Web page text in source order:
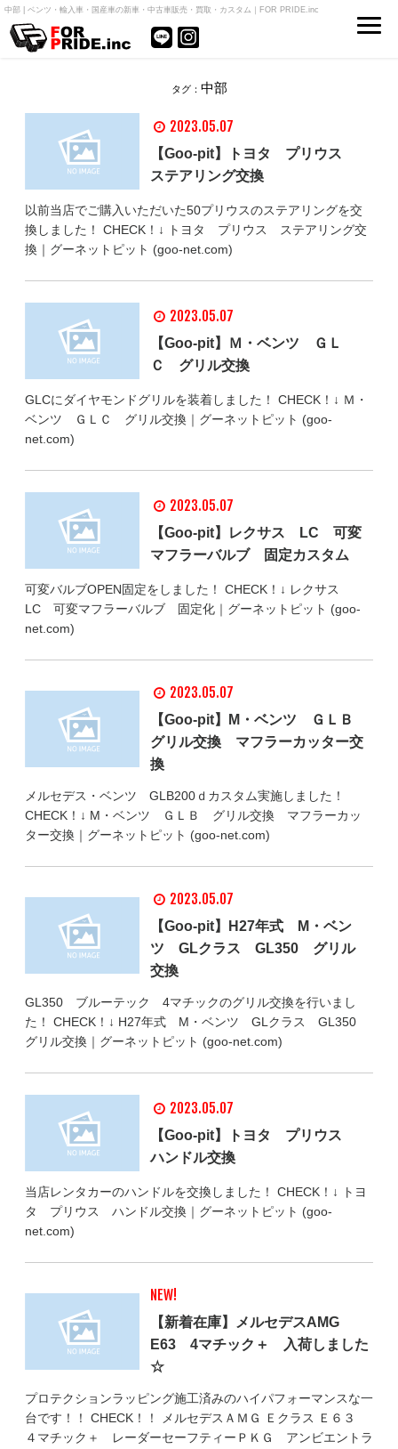
中部 | ベンツ・輸入車・国産車の新車・中古車販売・買取・カスタム｜FOR PRIDE.inc
タグ： 中部
2023.05.07
【Goo-pit】トヨタ プリウス
ステアリング交換
以前当店でご購入いただいた50プリウスのステアリングを交
換しました！ CHECK！↓ トヨタ プリウス ステアリング交
換｜グーネットピット (goo-net.com)
2023.05.07
【Goo-pit】Ｍ・ベンツ ＧＬ
Ｃ グリル交換
GLCにダイヤモンドグリルを装着しました！ CHECK！↓ Ｍ・
ベンツ ＧＬＣ グリル交換｜グーネットピット (goo-
net.com)
2023.05.07
【Goo-pit】レクサス LC 可変
マフラーバルブ 固定カスタム
可変バルブOPEN固定をしました！ CHECK！↓ レクサス
LC 可変マフラーバルブ 固定化｜グーネットピット (goo-
net.com)
2023.05.07
【Goo-pit】M・ベンツ ＧＬＢ
グリル交換 マフラーカッター交
換
メルセデス・ベンツ GLB200ｄカスタム実施しました！
CHECK！↓ M・ベンツ ＧＬＢ グリル交換 マフラーカッ
ター交換｜グーネットピット (goo-net.com)
2023.05.07
【Goo-pit】H27年式 M・ベン
ツ GLクラス GL350 グリル
交換
GL350 ブルーテック 4マチックのグリル交換を行いまし
た！ CHECK！↓ H27年式 M・ベンツ GLクラス GL350
グリル交換｜グーネットピット (goo-net.com)
2023.05.07
【Goo-pit】トヨタ プリウス
ハンドル交換
当店レンタカーのハンドルを交換しました！ CHECK！↓ トヨ
タ プリウス ハンドル交換｜グーネットピット (goo-
net.com)
NEW!
【新着在庫】メルセデスAMG
E63 4マチック＋ 入荷しました
☆
プロテクションラッピング施工済みのハイパフォーマンスな一
台です！！ CHECK！！ メルセデスＡＭＧ Ｅクラス Ｅ６３
４マチック＋ レーダーセーフティーＰＫＧ アンビエントラ